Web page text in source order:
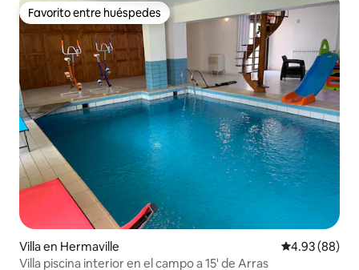
Favorito entre huéspedes
Favorito entre huéspedes
Villa en Hermaville Calificación
4.93 (88)
Villa piscina interior en el campo a 15' de Arras